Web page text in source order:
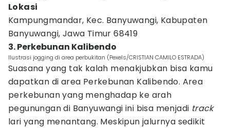
Lokasi
Kampungmandar, Kec. Banyuwangi, Kabupaten
Banyuwangi, Jawa Timur 68419
3. Perkebunan Kalibendo
Ilustrasi jogging di area perbukitan (Pexels/CRISTIAN CAMILO ESTRADA)
Suasana yang tak kalah menakjubkan bisa kamu
dapatkan di area Perkebunan Kalibendo. Area
perkebunan yang menghadap ke arah
pegunungan di Banyuwangi ini bisa menjadi track
lari yang menantang. Meskipun jalurnya sedikit